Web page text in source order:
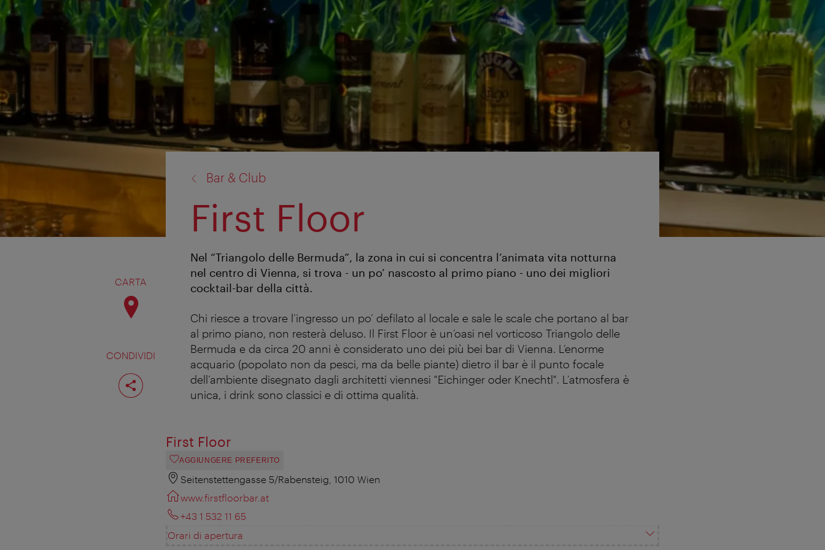
CARTA
CONDIVIDI
Condividi
pagina
Bar & Club
First Floor
Nel “Triangolo delle Bermuda”, la zona in cui si concentra l’animata vita notturna
nel centro di Vienna, si trova - un po’ nascosto al primo piano - uno dei migliori
cocktail-bar della città.
Chi riesce a trovare l’ingresso un po’ defilato al locale e sale le scale che portano al bar
al primo piano, non resterà deluso. Il First Floor è un’oasi nel vorticoso Triangolo delle
Bermuda e da circa 20 anni è considerato uno dei più bei bar di Vienna. L’enorme
acquario (popolato non da pesci, ma da belle piante) dietro il bar è il punto focale
dell’ambiente disegnato dagli architetti viennesi "Eichinger oder Knechtl". L’atmosfera è
unica, i drink sono classici e di ottima qualità.
First Floor
AGGIUNGERE PREFERITO
Seitenstettengasse 5/Rabensteig, 1010 Wien
www.firstfloorbar.at
+43 1 532 11 65
Orari di apertura